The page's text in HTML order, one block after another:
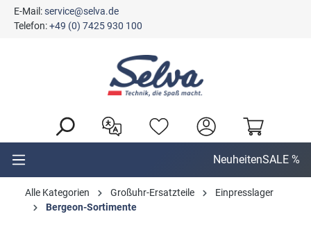
springen
E-Mail:service@selva.de
Telefon:+49 (0) 7425 930 100
NeuheitenSALE %
Alle Kategorien Großuhr-Ersatzteile
Einpresslager
Bergeon-Sortimente